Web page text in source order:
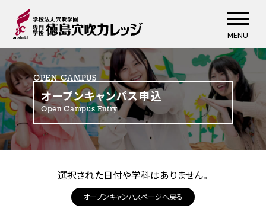
MENU
OPEN CAMPUS
オープンキャンパス申込
Open Campus Entry
選択された日付や学科はありません。
オープンキャンパスページへ戻る